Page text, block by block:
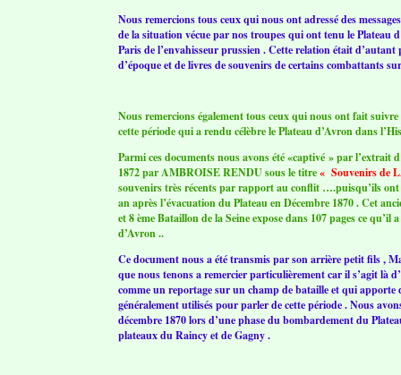
Nous remercions tous ceux qui nous ont adressé des
de la situation vécue par nos troupes qui ont tenu le
Paris de l’envahisseur prussien . Cette relation était
d’époque et de livres de souvenirs de certains combattants
Nous remercions également tous ceux qui nous ont fait
cette période qui a rendu célèbre le Plateau d’Avron dans
Parmi ces documents nous avons été «captivé » par l’extrait
1872 par AMBROISE RENDU sous le titre« Souvenirs de
souvenirs très récents par rapport au conflit ….puisqu’ils ont
an après l’évacuation du Plateau en Décembre 1870 . Cet
et 8 ème Bataillon de la Seine expose dans 107 pages ce qu’il
d’Avron ..
Ce document nous a été transmis par son arrière petit fils ,
que nous tenons a remercier particulièrement car il s’agit là
comme un reportage sur un champ de bataille et qui apporte
généralement utilisés pour parler de cette période . Nous
décembre 1870 lors d’une phase du bombardement du
plateaux du Raincy et de Gagny .